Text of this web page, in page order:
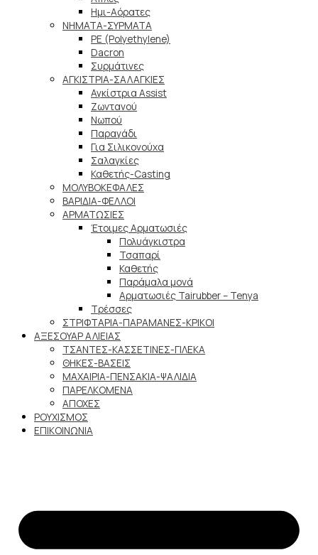
Ημι-Αόρατες
ΝΗΜΑΤΑ-ΣΥΡΜΑΤΑ
PE (Polyethylene)
Dacron
Συρμάτινες
ΑΓΚΙΣΤΡΙΑ-ΣΑΛΑΓΚΙΕΣ
Αγκίστρια Assist
Ζωντανού
Νωπού
Παραγάδι
Για Σιλικονούχα
Σαλαγκίες
Καθετής-Casting
ΜΟΛΥΒΟΚΕΦΑΛΕΣ
ΒΑΡΙΔΙΑ-ΦΕΛΛΟΙ
ΑΡΜΑΤΩΣΙΕΣ
Έτοιμες Αρματωσιές
Πολυάγκιστρα
Τσαπαρί
Καθετής
Παράμαλα μονά
Αρματωσιές Tairubber – Tenya
Τρέσσες
ΣΤΡΙΦΤΑΡΙΑ-ΠΑΡΑΜΑΝΕΣ-ΚΡΙΚΟΙ
ΑΞΕΣΟΥΑΡ ΑΛΙΕΙΑΣ
ΤΣΑΝΤΕΣ-ΚΑΣΣΕΤΙΝΕΣ-ΓΙΛΕΚΑ
ΘΗΚΕΣ-ΒΑΣΕΙΣ
ΜΑΧΑΙΡΙΑ-ΠΕΝΣΑΚΙΑ-ΨΑΛΙΔΙΑ
ΠΑΡΕΛΚΟΜΕΝΑ
ΑΠΟΧΕΣ
ΡΟΥΧΙΣΜΟΣ
ΕΠΙΚΟΙΝΩΝΙΑ